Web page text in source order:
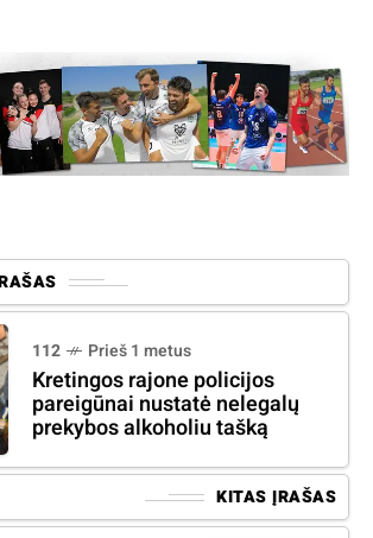
112 Prieš 1 metus
Kretingos rajone policijos
pareigūnai nustatė nelegalų
prekybos alkoholiu tašką
KITAS ĮRAŠAS